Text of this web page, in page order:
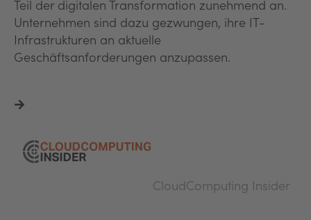
Teil der digitalen Transformation zunehmend an.
Unternehmen sind dazu gezwungen, ihre IT-
Infrastrukturen an aktuelle
Geschäftsanforderungen anzupassen.
CloudComputing Insider